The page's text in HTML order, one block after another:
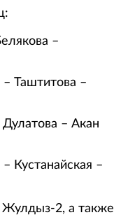
–
Таштитова –
– Акан
Кустанайская –
2, а также